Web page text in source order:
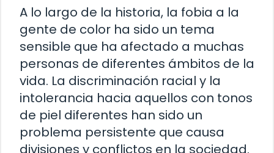
A lo largo de la historia, la fobia a la
gente de color ha sido un tema
sensible que ha afectado a muchas
personas de diferentes ámbitos de la
vida. La discriminación racial y la
intolerancia hacia aquellos con tonos
de piel diferentes han sido un
problema persistente que causa
divisiones y conflictos en la sociedad.